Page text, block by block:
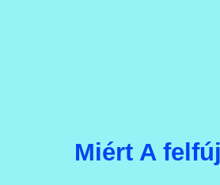
Miért A